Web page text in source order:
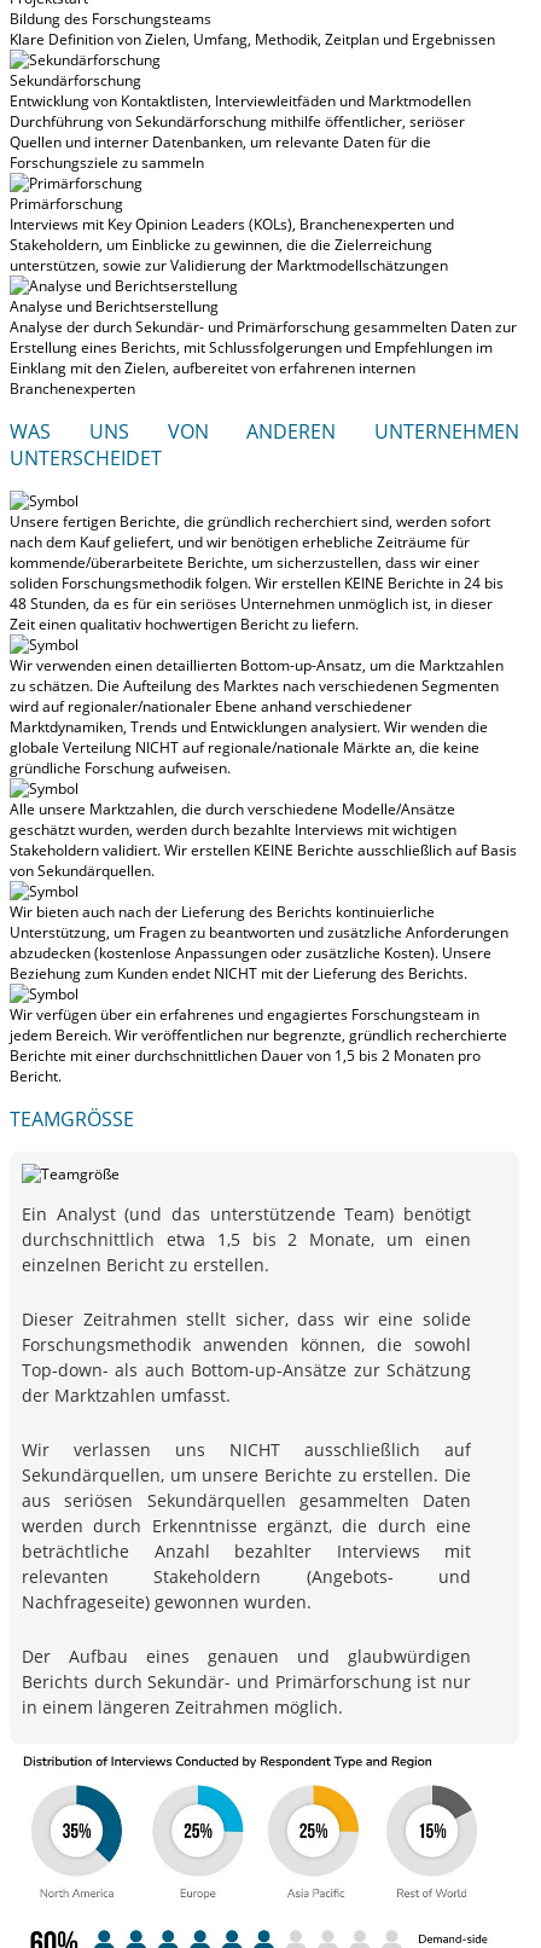
Bildung des Forschungsteams
Klare Definition von Zielen, Umfang, Methodik, Zeitplan und Ergebnissen
Sekundärforschung
Entwicklung von Kontaktlisten, Interviewleitfäden und Marktmodellen
Durchführung von Sekundärforschung mithilfe öffentlicher, seriöser
Quellen und interner Datenbanken, um relevante Daten für die
Forschungsziele zu sammeln
Primärforschung
Interviews mit Key Opinion Leaders (KOLs), Branchenexperten und
Stakeholdern, um Einblicke zu gewinnen, die die Zielerreichung
unterstützen, sowie zur Validierung der Marktmodellschätzungen
Analyse und Berichtserstellung
Analyse der durch Sekundär- und Primärforschung gesammelten Daten zur
Erstellung eines Berichts, mit Schlussfolgerungen und Empfehlungen im
Einklang mit den Zielen, aufbereitet von erfahrenen internen
Branchenexperten
WAS UNS VON ANDEREN UNTERNEHMEN
UNTERSCHEIDET
Unsere fertigen Berichte, die gründlich recherchiert sind, werdensofort
nach dem Kauf geliefert, und wir benötigen erhebliche Zeiträume für
kommende/überarbeitete Berichte, um sicherzustellen, dass wir einer
soliden Forschungsmethodik folgen.Wir erstellen KEINE Berichte in 24 bis
48 Stunden, da es für ein seriöses Unternehmen unmöglich ist, in dieser
Zeit einen qualitativ hochwertigen Bericht zu liefern.
Wir verwenden einen detaillierten Bottom-up-Ansatz, um die Marktzahlen
zu schätzen. Die Aufteilung des Marktes nach verschiedenen Segmenten
wird auf regionaler/nationaler Ebene anhand verschiedener
Marktdynamiken, Trends und Entwicklungen analysiert.Wir wenden die
globale Verteilung NICHT auf regionale/nationale Märkte an, die keine
gründliche Forschung aufweisen.
Alle unsere Marktzahlen, die durch verschiedene Modelle/Ansätze
geschätzt wurden, werden durch bezahlte Interviews mit wichtigen
Stakeholdern validiert.Wir erstellen KEINE Berichte ausschließlich auf Basis
von Sekundärquellen.
Wir bieten auch nach der Lieferung des Berichts kontinuierliche
Unterstützung, um Fragen zu beantworten und zusätzliche Anforderungen
abzudecken (kostenlose Anpassungen oder zusätzliche Kosten). Unsere
Beziehung zum Kunden endet NICHT mit der Lieferung des Berichts.
Wir verfügen über ein erfahrenes und engagiertes Forschungsteam in
jedem Bereich. Wir veröffentlichen nur begrenzte, gründlich recherchierte
Berichte miteiner durchschnittlichen Dauer von 1,5 bis 2 Monaten pro
Bericht.
TEAMGRÖSSE
Ein Analyst (und das unterstützende Team) benötigt
durchschnittlich etwa 1,5 bis 2 Monate, um einen
einzelnen Bericht zu erstellen.
Dieser Zeitrahmen stellt sicher, dass wir eine solide
Forschungsmethodik anwenden können, die sowohl
Top-down- als auch Bottom-up-Ansätze zur Schätzung
der Marktzahlen umfasst.
Wir verlassen uns NICHT ausschließlich auf
Sekundärquellen, um unsere Berichte zu erstellen. Die
aus seriösen Sekundärquellen gesammelten Daten
werden durch Erkenntnisse ergänzt, die durch eine
beträchtliche Anzahl bezahlter Interviews mit
relevanten Stakeholdern (Angebots- und
Nachfrageseite) gewonnen wurden.
Der Aufbau eines genauen und glaubwürdigen
Berichts durch Sekundär- und Primärforschung ist nur
in einem längeren Zeitrahmen möglich.